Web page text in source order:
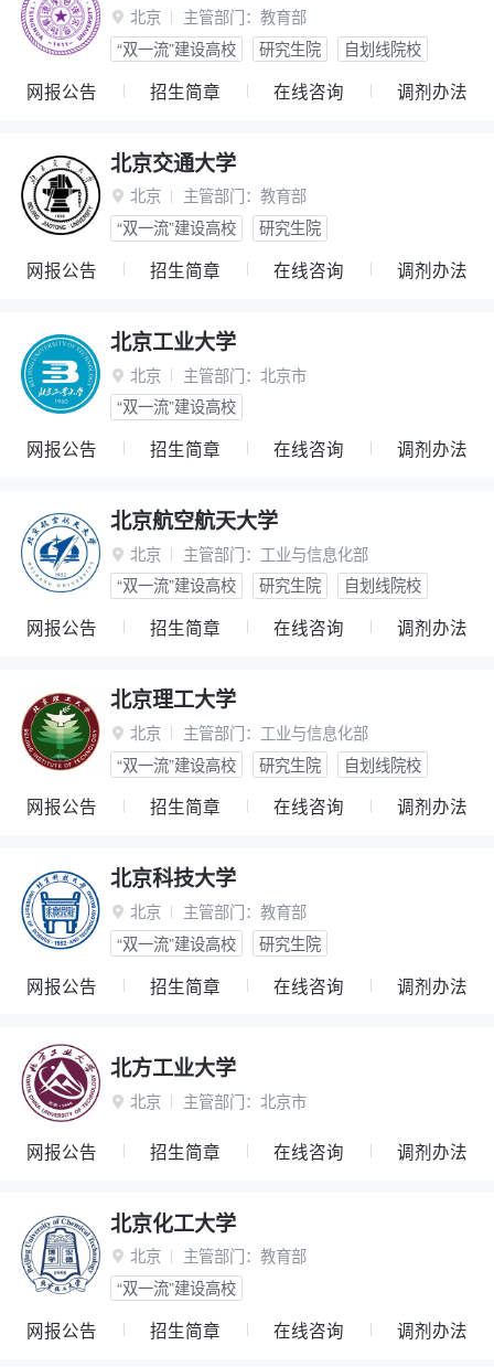
 北京 主管部门： 教育部
“双一流”建设高校
研究生院 自划线院校
网报公告 招生简章 在线咨询 调剂办法
北京交通大学
 北京 主管部门： 教育部
“双一流”建设高校
研究生院
网报公告 招生简章 在线咨询 调剂办法
北京工业大学
 北京 主管部门： 北京市
“双一流”建设高校
网报公告 招生简章 在线咨询 调剂办法
北京航空航天大学
 北京 主管部门： 工业与信息化部
“双一流”建设高校
研究生院 自划线院校
网报公告 招生简章 在线咨询 调剂办法
北京理工大学
 北京 主管部门： 工业与信息化部
“双一流”建设高校
研究生院 自划线院校
网报公告 招生简章 在线咨询 调剂办法
北京科技大学
 北京 主管部门： 教育部
“双一流”建设高校
研究生院
网报公告 招生简章 在线咨询 调剂办法
北方工业大学
 北京 主管部门： 北京市
网报公告 招生简章 在线咨询 调剂办法
北京化工大学
 北京 主管部门： 教育部
“双一流”建设高校
网报公告 招生简章 在线咨询 调剂办法